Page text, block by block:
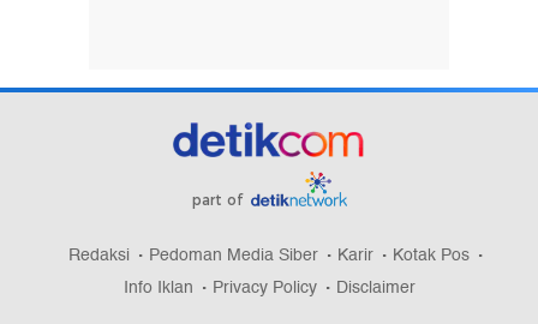
part of
Redaksi Pedoman Media Siber Karir
Kotak Pos
Info Iklan
Privacy Policy Disclaimer